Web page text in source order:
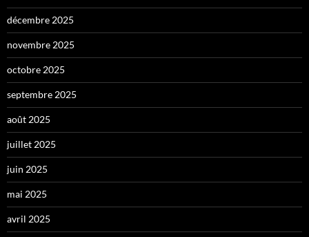
décembre 2025
novembre 2025
octobre 2025
septembre 2025
août 2025
juillet 2025
juin 2025
mai 2025
avril 2025